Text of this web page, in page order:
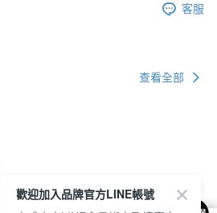
客服
查看全部
歡迎加入品牌官方LINE帳號